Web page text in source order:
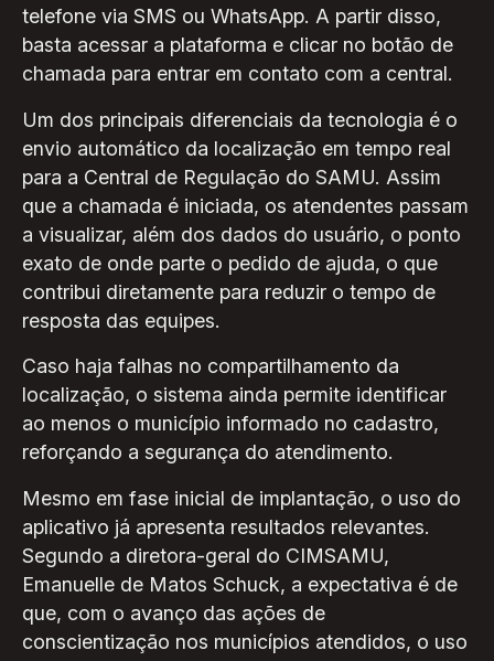
telefone via SMS ou WhatsApp. A partir disso,
basta acessar a plataforma e clicar no botão de
chamada para entrar em contato com a central.
Um dos principais diferenciais da tecnologia é o
envio automático da localização em tempo real
para a Central de Regulação do SAMU. Assim
que a chamada é iniciada, os atendentes passam
a visualizar, além dos dados do usuário, o ponto
exato de onde parte o pedido de ajuda, o que
contribui diretamente para reduzir o tempo de
resposta das equipes.
Caso haja falhas no compartilhamento da
localização, o sistema ainda permite identificar
ao menos o município informado no cadastro,
reforçando a segurança do atendimento.
Mesmo em fase inicial de implantação, o uso do
aplicativo já apresenta resultados relevantes.
Segundo a diretora-geral do CIMSAMU,
Emanuelle de Matos Schuck, a expectativa é de
que, com o avanço das ações de
conscientização nos municípios atendidos, o uso